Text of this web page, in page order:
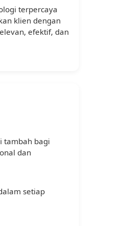
terpercaya
klien dengan
efektif, dan
tambah bagi
dan
setiap